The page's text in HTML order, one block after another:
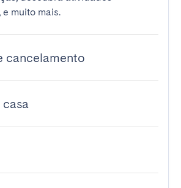
muito mais.
cancelamento
casa